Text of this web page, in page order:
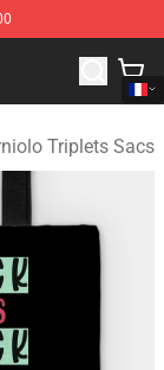
Triplets
Triplets Sacs